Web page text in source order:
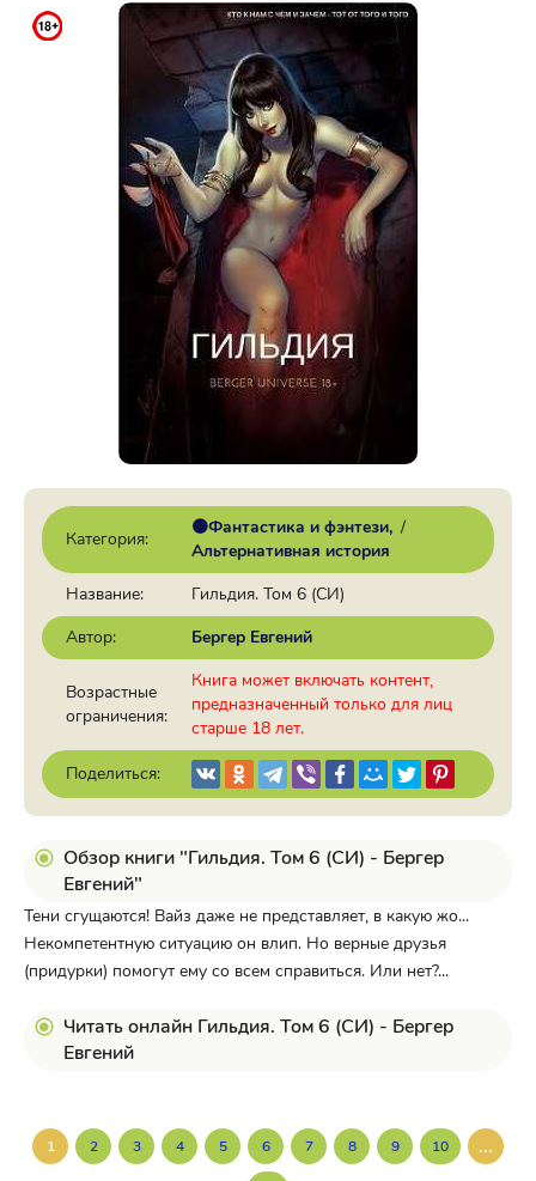
Категория:
🟠Фантастика и фэнтези /
Альтернативная история
Название:
Гильдия. Том 6 (СИ)
Автор:
Бергер Евгений
Возрастные
ограничения:
Книга может включать контент,
предназначенный только для лиц
старше 18 лет.
Поделиться:
Обзор книги "Гильдия. Том 6 (СИ) - Бергер
Евгений"
Тени сгущаются! Вайз даже не представляет, в какую жо...
Некомпетентную ситуацию он влип. Но верные друзья
(придурки) помогут ему со всем справиться. Или нет?...
Читать онлайн Гильдия. Том 6 (СИ) - Бергер
Евгений
1 2 3 4 5 6 7 8 9 10 ...